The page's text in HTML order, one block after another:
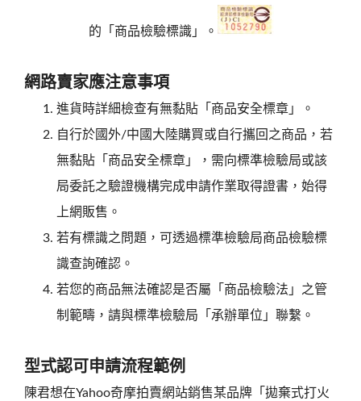
的「商品檢驗標識」。
網路賣家應注意事項
進貨時詳細檢查有無黏貼「商品安全標章」。
自行於國外/中國大陸購買或自行攜回之商品，若
無黏貼「商品安全標章」，需向標準檢驗局或該
局委託之驗證機構完成申請作業取得證書，始得
上網販售。
若有標識之問題，可透過標準檢驗局商品檢驗標
識查詢確認。
若您的商品無法確認是否屬「商品檢驗法」之管
制範疇，請與標準檢驗局「承辦單位」聯繫。
型式認可申請流程範例
陳君想在Yahoo奇摩拍賣網站銷售某品牌「拋棄式打火